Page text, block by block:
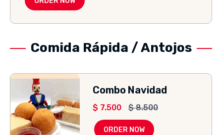
Comida Rápida / Antojos
Combo Navidad
$ 7.500 $8.500
ORDER NOW